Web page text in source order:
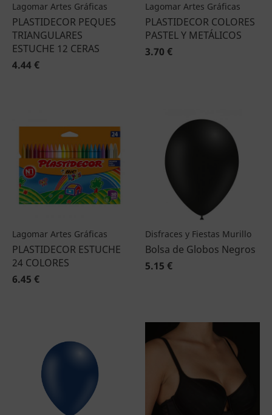
Lagomar Artes Gráficas
PLASTIDECOR PEQUES
TRIANGULARES
ESTUCHE 12 CERAS
4.44 €
Lagomar Artes Gráficas
PLASTIDECOR COLORES
PASTEL Y METÁLICOS
3.70 €
Lagomar Artes Gráficas
PLASTIDECOR ESTUCHE
24 COLORES
6.45 €
Disfraces y Fiestas Murillo
Bolsa de Globos Negros
5.15 €